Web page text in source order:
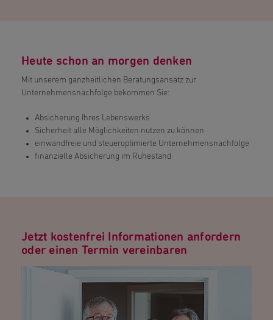
Heute schon an morgen denken
Mit unserem ganzheitlichen Beratungsansatz zur
Unternehmensnachfolge bekommen Sie:
Absicherung Ihres Lebenswerks
Sicherheit alle Möglichkeiten nutzen zu können
einwandfreie und steueroptimierte Unternehmensnachfolge
finanzielle Absicherung im Ruhestand
Jetzt kostenfrei Informationen anfordern
oder einen Termin vereinbaren